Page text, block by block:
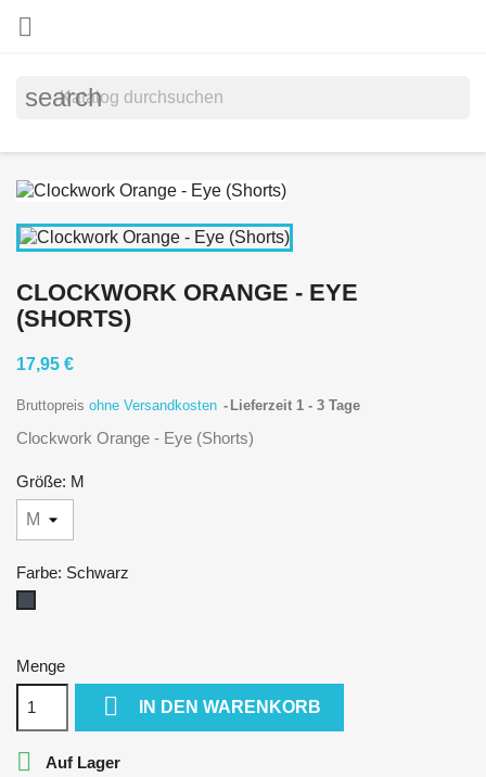

search
CLOCKWORK ORANGE - EYE
(SHORTS)
17,95 €
Bruttopreis ohne Versandkosten Lieferzeit 1 - 3 Tage
Clockwork Orange - Eye (Shorts)
Größe: M
Farbe: Schwarz
Menge
 IN DEN WARENKORB
 Auf Lager